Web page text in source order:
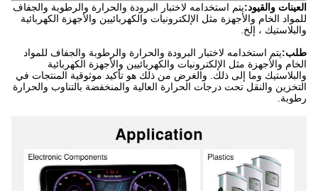
العينات والقيود:يتم استخدامه لاختبار البرودة والحرارة والرطوبة والجفاف
للمواد الخام والأجهزة مثل الإلكترونيات والكهربائيين والأجهزة الكهربائية
والبلاستيك ، إلخ.
طلب:يتم استخدامه لاختبار البرودة والحرارة والرطوبة والجفاف للمواد
الخام والأجهزة مثل الإلكترونيات والكهربائيين والأجهزة الكهربائية
والبلاستيك وما إلى ذلك. والغرض من ذلك هو تأكيد موثوقية المنتجات في
التخزين والنقل تحت درجات الحرارة العالية والمنخفضة بالتناوب والحرارة
رطوبة.